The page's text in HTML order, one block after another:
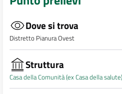
Dove si trova
Distretto Pianura Ovest
Struttura
Casa della Comunità (ex Casa della salute)